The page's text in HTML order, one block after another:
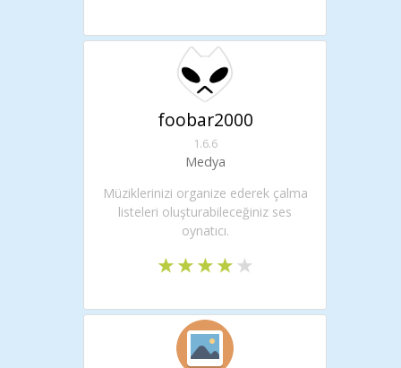
foobar2000
1.6.6
Medya
Müziklerinizi organize ederek çalma
listeleri oluşturabileceğiniz ses
oynatıcı.